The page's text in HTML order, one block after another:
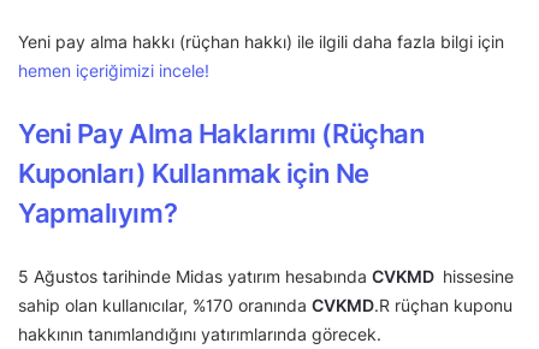
Yeni pay alma hakkı (rüçhan hakkı) ile ilgili daha fazla bilgi için
hemen içeriğimizi incele!
Yeni Pay Alma Haklarımı (Rüçhan
Kuponları) Kullanmak için Ne
Yapmalıyım?
5 Ağustos tarihinde Midas yatırım hesabında CVKMD hissesine
sahip olan kullanıcılar, %170 oranında CVKMD.R rüçhan kuponu
hakkının tanımlandığını yatırımlarında görecek.